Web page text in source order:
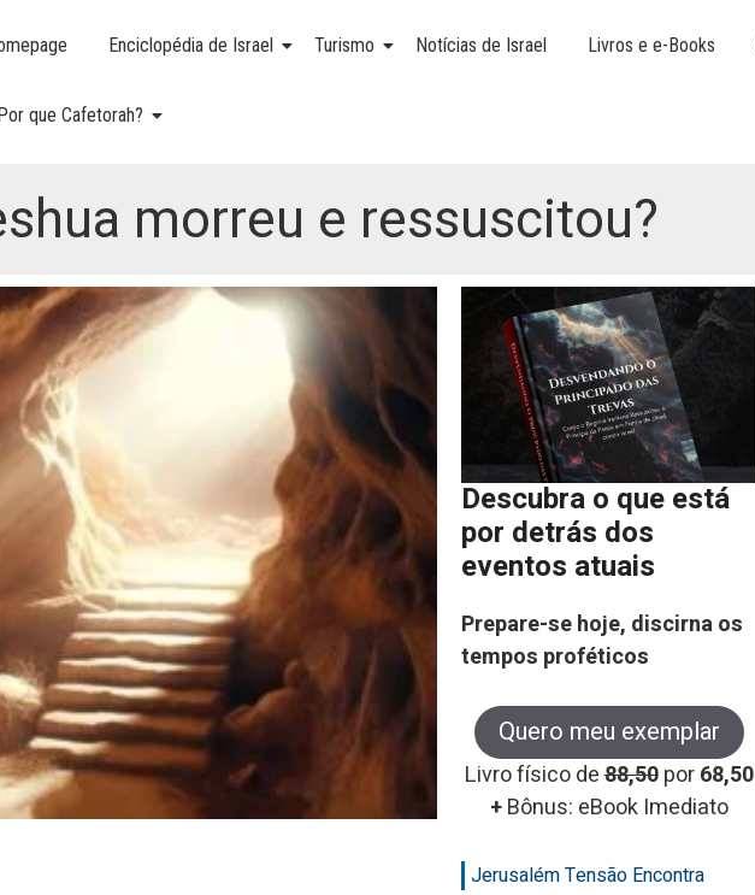
Enciclopédia de Israel Turismo Notícias de Israel Livros e e-Books
que Cafetorah?
morreu e ressuscitou?
Descubra o que está
por detrás dos
eventos atuais
Prepare-se hoje, discirna os
tempos proféticos
Quero meu exemplar
Livro físico de88,50 por68,50
+Bônus: eBook Imediato
Jerusalém Tensão Encontra